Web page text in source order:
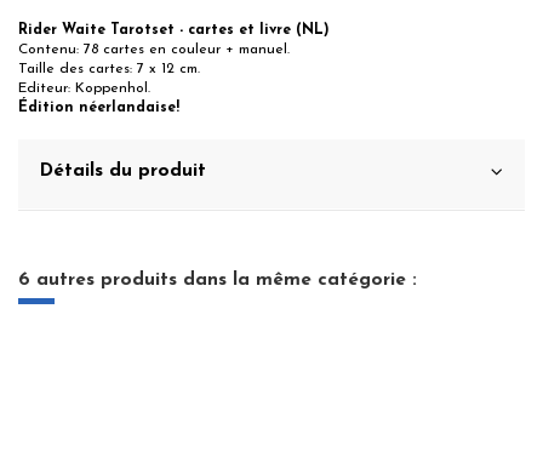
Rider Waite Tarotset - cartes et livre (NL)
Contenu: 78 cartes en couleur + manuel.
Taille des cartes: 7 x 12 cm.
Editeur: Koppenhol.
Édition néerlandaise!
Détails du produit
6 autres produits dans la même catégorie :